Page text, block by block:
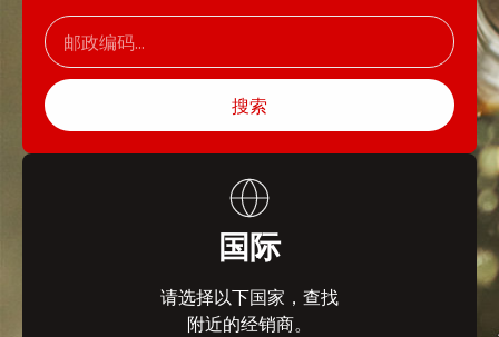
搜索
国际
请选择以下国家，查找
附近的经销商。